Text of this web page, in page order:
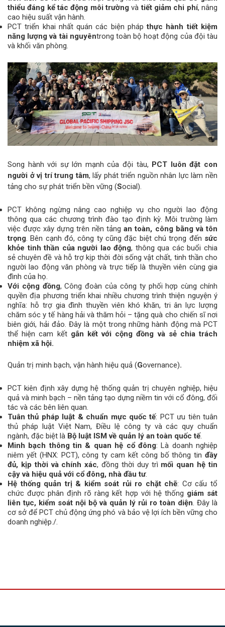
thiểu đáng kể tác động môi trường vàtiết giảm chi phí, nâng
cao hiệu suất vận hành.
PCT triển khai nhất quán các biện phápthực hành tiết kiệm
năng lượng và tài nguyêntrong toàn bộ hoạt động của đội tàu
và khối văn phòng.
Song hành với sự lớn mạnh của đội tàu, PCT luôn đặt con
người ở vị trí trung tâm, lấy phát triển nguồn nhân lực làm nền
tảng cho sự phát triển bền vững (Social).
PCT không ngừng nâng cao nghiệp vụ cho người lao động
thông qua các chương trình đào tạo định kỳ. Môi trường làm
việc được xây dựng trên nền tảngan toàn, công bằng và tôn
trọng. Bên cạnh đó, công ty cũng đặc biệt chú trọng đến sức
khỏe tinh thần của người lao động, thông qua các buổi chia
sẻ chuyên đề và hỗ trợ kịp thời đời sống vật chất, tinh thần cho
người lao động văn phòng và trực tiếp là thuyền viên cùng gia
đình của họ.
Với cộng đồng, Công đoàn của công ty phối hợp cùng chính
quyền địa phương triển khai nhiều chương trình thiện nguyện ý
nghĩa: hỗ trợ gia đình thuyền viên khó khăn, tri ân lực lượng
chăm sóc y tế hàng hải và thăm hỏi – tặng quà cho chiến sĩ nơi
biên giới, hải đảo. Đây là một trong những hành động mà PCT
thể hiện cam kết gắn kết với cộng đồng và sẻ chia trách
nhiệm xã hội.
Quản trị minh bạch, vận hành hiệu quả (Governance).
PCT kiên định xây dựng hệ thống quản trị chuyên nghiệp, hiệu
quả và minh bạch – nền tảng tạo dựng niềm tin với cổ đông, đối
tác và các bên liên quan.
Tuân thủ pháp luật & chuẩn mực quốc tế: PCT ưu tiên tuân
thủ pháp luật Việt Nam, Điều lệ công ty và các quy chuẩn
ngành, đặc biệt là Bộ luật ISM về quản lý an toàn quốc tế.
Minh bạch thông tin & quan hệ cổ đông: Là doanh nghiệp
niêm yết (HNX: PCT), công ty cam kết công bố thông tin đầy
đủ, kịp thời và chính xác, đồng thời duy trì mối quan hệ tin
cậy và hiệu quả với cổ đông, nhà đầu tư.
Hệ thống quản trị & kiểm soát rủi ro chặt chẽ: Cơ cấu tổ
chức được phân định rõ ràng kết hợp với hệ thống giám sát
liên tục, kiểm soát nội bộ và quản lý rủi ro toàn diện. Đây là
cơ sở để PCT chủ động ứng phó và bảo vệ lợi ích bền vững cho
doanh nghiệp./.